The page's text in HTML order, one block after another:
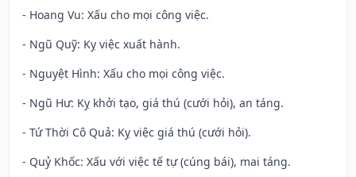
- Hoang Vu: Xấu cho mọi công việc.
- Ngũ Quỹ: Kỵ việc xuất hành.
- Nguyệt Hình: Xấu cho mọi công việc.
- Ngũ Hư: Kỵ khởi tạo, giá thú (cưới hỏi), an táng.
- Tứ Thời Cô Quả: Kỵ việc giá thú (cưới hỏi).
- Quỷ Khốc: Xấu với việc tế tự (cúng bái), mai táng.